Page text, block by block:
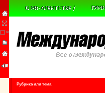
Рубрика или тема